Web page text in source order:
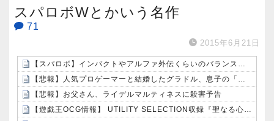
スパロボWとかいう名作
71
2015年6月21日
【スパロボ】インパクトやアルファ外伝くらいのバランス求む！！ → インパクトも最終的にはコアブースターで雑魚は一撃で倒せてたけどね
【悲報】人気プロゲーマーと結婚したグラドル、息子の「自閉スペクトラム症」診断にショックで泣く
【悲報】お父さん、ライデルマルティネスに殺害予告
【遊戯王OCG情報】 UTILITY SELECTION収録『聖なる心のバリア －マインドフォース－』実物画像